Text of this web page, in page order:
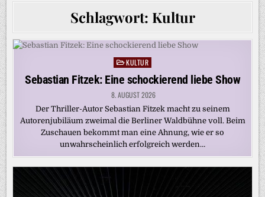
Schlagwort: Kultur
Posted
in
KULTUR
Sebastian Fitzek: Eine schockierend liebe Show
8. AUGUST 2026
Der Thriller-Autor Sebastian Fitzek macht zu seinem
Autorenjubiläum zweimal die Berliner Waldbühne voll. Beim
Zuschauen bekommt man eine Ahnung, wie er so
unwahrscheinlich erfolgreich werden…